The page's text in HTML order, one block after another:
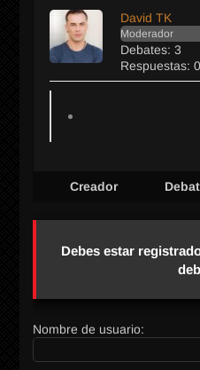
David TK
Moderador
Debates: 3
Respuestas: 0
Creador
Debes estar
Nombre de usuario: